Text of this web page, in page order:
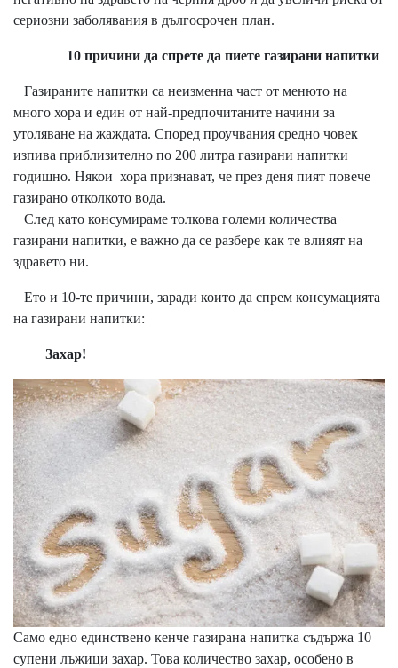
сериозни заболявания в дългосрочен план.
10 причини да спрете да пиете газирани напитки
Газираните напитки са неизменна част от менюто на
много хора и един от най-предпочитаните начини за
утоляване на жаждата. Според проучвания средно човек
изпива приблизително по 200 литра газирани напитки
годишно. Някои хора признават, че през деня пият повече
газирано отколкото вода.
След като консумираме толкова големи количества
газирани напитки, е важно да се разбере как те влияят на
здравето ни.
Ето и 10-те причини, заради които да спрем консумацията
на газирани напитки:
Захар!
Само едно единствено кенче газирана напитка съдържа 10
супени лъжици захар. Това количество захар, особено в